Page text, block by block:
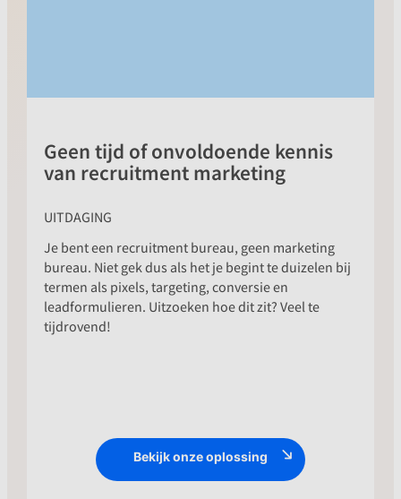
Geen tijd of onvoldoende kennis
van recruitment marketing
UITDAGING
Je bent een recruitment bureau, geen marketing
bureau. Niet gek dus als het je begint te duizelen bij
termen als pixels, targeting, conversie en
leadformulieren. Uitzoeken hoe dit zit? Veel te
tijdrovend!
Bekijk onze oplossing
Met slimme recruitment marketing
software heb je campagnes in no-time